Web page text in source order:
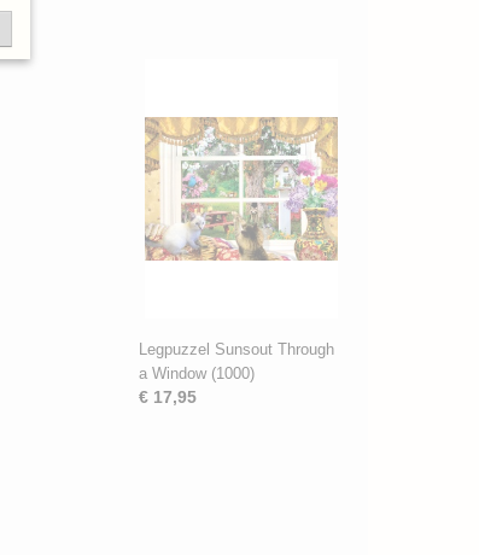
Legpuzzel Sunsout Through
a Window (1000)
€ 17,95